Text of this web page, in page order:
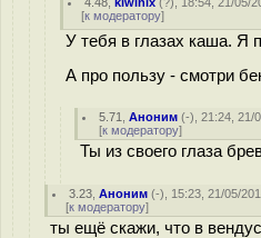
[к модератору]
У тебя в глазах каша. Я
А про пользу - смотри
5.71 ,Аноним (-), 21:24, 21/
[к модератору]
Ты из своего глаза
3.23 ,Аноним (-), 15:23, 21/05/
[к модератору]
ты ещё скажи, что в